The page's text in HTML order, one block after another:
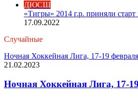
ДЮСШ
«Тигры» 2014 г.р. приняли
17.09.2022
Случайные
Ночная Хоккейная Лига, 17-19 февраля
21.02.2023
Ночная Хоккейная Лига, 17-